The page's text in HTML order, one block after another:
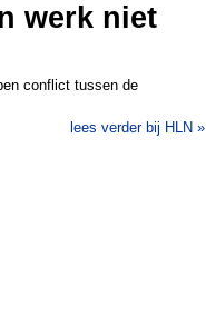
werk niet
conflict tussen de
lees verder bij HLN »